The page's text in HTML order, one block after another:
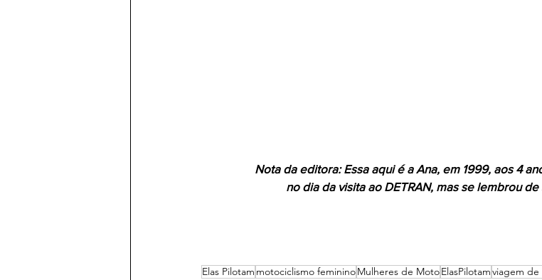
Nota da editora: Essa aqui é a Ana, em 1999, aos 4
no dia da visita ao DETRAN, mas se lembrou
Elas Pilotam motociclismo femininoMulheres de MotoElasPilotamviagem